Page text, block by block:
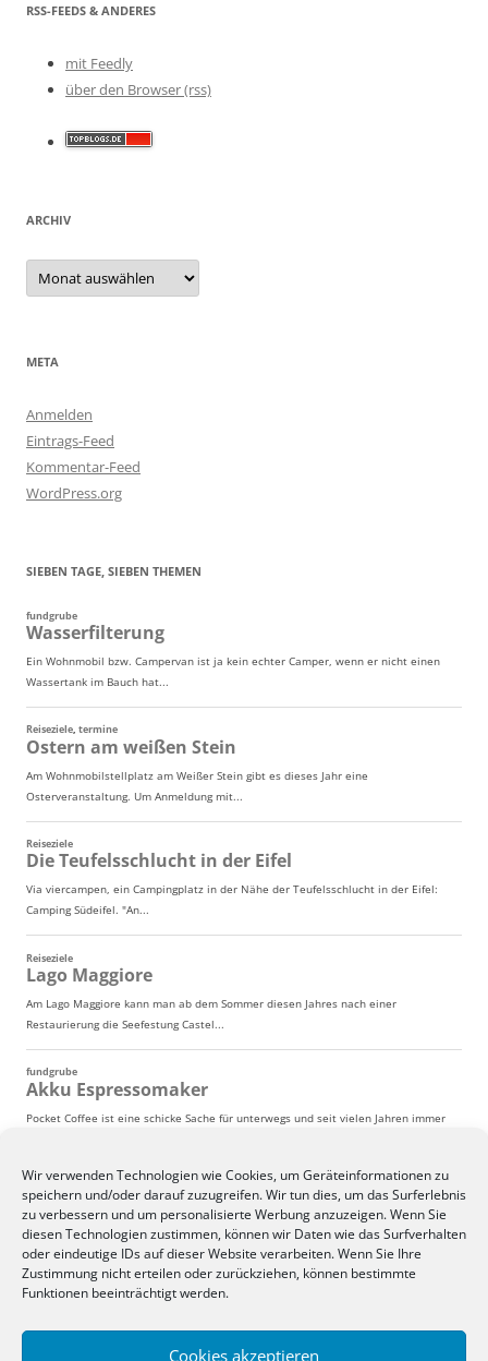
Wir verwenden Technologien wie Cookies, um Geräteinformationen zu
speichern und/oder darauf zuzugreifen. Wir tun dies, um das Surferlebnis
zu verbessern und um personalisierte Werbung anzuzeigen. Wenn Sie
diesen Technologien zustimmen, können wir Daten wie das Surfverhalten
oder eindeutige IDs auf dieser Website verarbeiten. Wenn Sie Ihre
Zustimmung nicht erteilen oder zurückziehen, können bestimmte
Funktionen beeinträchtigt werden.
Cookies akzeptieren
RSS-FEEDS & ANDERES
mit Feedly
über den Browser (rss)
ARCHIV
Archiv
META
Anmelden
Eintrags-Feed
Kommentar-Feed
WordPress.org
SIEBEN TAGE, SIEBEN THEMEN